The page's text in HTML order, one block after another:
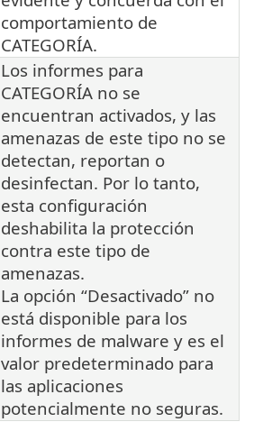
comportamiento de
CATEGORÍA.
Los informes para
CATEGORÍA no se
encuentran activados, y las
amenazas de este tipo no se
detectan, reportan o
desinfectan. Por lo tanto,
esta configuración
deshabilita la protección
contra este tipo de
amenazas.
La opción “Desactivado” no
está disponible para los
informes de malware y es el
valor predeterminado para
las aplicaciones
potencialmente no seguras.